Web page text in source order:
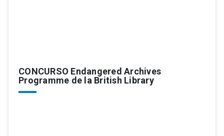
CONCURSO Endangered Archives
Programme de la British Library